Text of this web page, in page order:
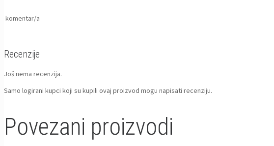
komentar/a
Recenzije
Još nema recenzija.
Samo logirani kupci koji su kupili ovaj proizvod mogu napisati recenziju.
Povezani proizvodi